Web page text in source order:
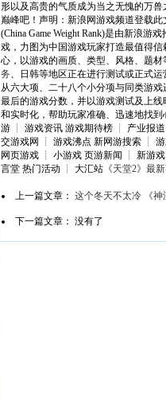
形以及高贵的气质成为当之无愧的万
巅峰吧！声明：新浪网游戏频道登载
(China Game Weight Rank)是由新浪游
戏，力图为中国游戏玩家打造最值得
心，以游戏的画质、类型、风格、题
务、日韩等地区正在进行测试或正式
从六大项、二十八个小分项与同类游
最后的游戏分数，并以游戏测试及上
和实时化，帮助玩家准确、迅速地找
游 ┊ 游戏资讯 游戏期待榜 ┊ 产业报
交游戏网 ┊ 游戏沸点 新网游搜索 ┊
网页游戏 ┊ 小游戏 页游新闻 ┊ 新游
言堂 热门活动 ┊ 大汇站 《天堂2》最
上一篇文章： 这个冬天不太冷 《
下一篇文章： 没有了